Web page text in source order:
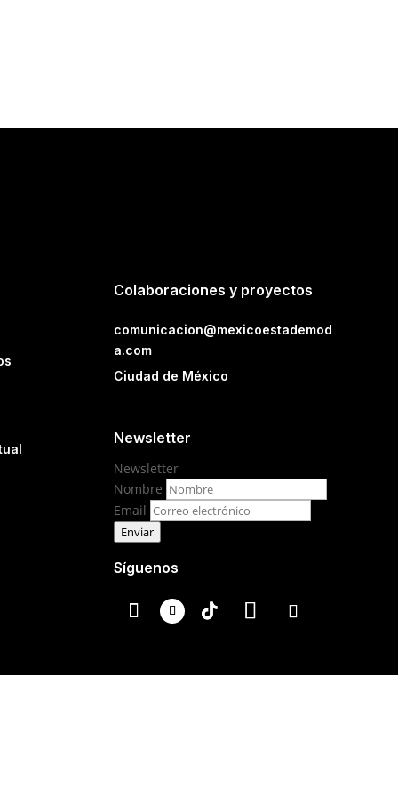
Colaboraciones y proyectos
comunicacion@mexicoestademod
a.com
Ciudad de México
Newsletter
Newsletter
Nombre
Email
Enviar
Síguenos